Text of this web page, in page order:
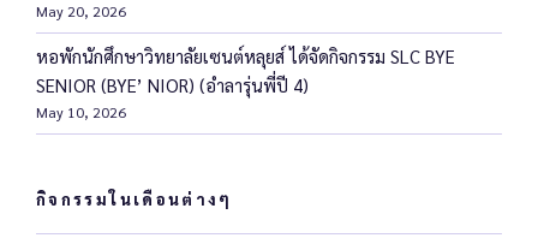
May 20, 2026
หอพักนักศึกษาวิทยาลัยเซนต์หลุยส์ ได้จัดกิจกรรม SLC BYE
SENIOR (BYE’ NIOR) (อำลารุ่นพี่ปี 4)
May 10, 2026
กิจกรรมในเดือนต่างๆ